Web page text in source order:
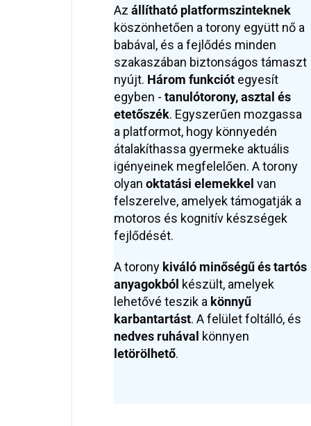
Az állítható platformszinteknek
köszönhetően a torony együtt nő a
babával, és a fejlődés minden
szakaszában biztonságos támaszt
nyújt. Három funkciót egyesít
egyben - tanulótorony, asztal és
etetőszék. Egyszerűen mozgassa
a platformot, hogy könnyedén
átalakíthassa gyermeke aktuális
igényeinek megfelelően. A torony
olyan oktatási elemekkel van
felszerelve, amelyek támogatják a
motoros és kognitív készségek
fejlődését.
A torony kiváló minőségű és tartós
anyagokból készült, amelyek
lehetővé teszik a könnyű
karbantartást. A felület foltálló, és
nedves ruhával könnyen
letörölhető.